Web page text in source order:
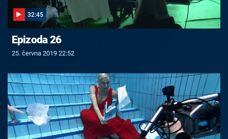
32:45
Epizoda 26
25. června 2019 22:52